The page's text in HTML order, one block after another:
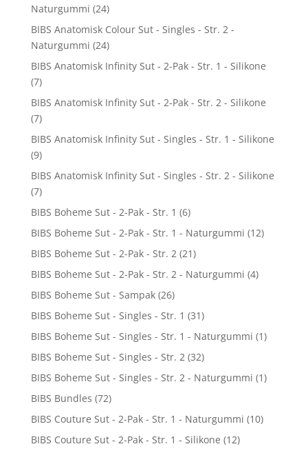
Naturgummi (24)
BIBS Anatomisk Colour Sut - Singles - Str. 2 -
Naturgummi (24)
BIBS Anatomisk Infinity Sut - 2-Pak - Str. 1 - Silikone
(7)
BIBS Anatomisk Infinity Sut - 2-Pak - Str. 2 - Silikone
(7)
BIBS Anatomisk Infinity Sut - Singles - Str. 1 - Silikone
(9)
BIBS Anatomisk Infinity Sut - Singles - Str. 2 - Silikone
(7)
BIBS Boheme Sut - 2-Pak - Str. 1 (6)
BIBS Boheme Sut - 2-Pak - Str. 1 - Naturgummi (12)
BIBS Boheme Sut - 2-Pak - Str. 2 (21)
BIBS Boheme Sut - 2-Pak - Str. 2 - Naturgummi (4)
BIBS Boheme Sut - Sampak (26)
BIBS Boheme Sut - Singles - Str. 1 (31)
BIBS Boheme Sut - Singles - Str. 1 - Naturgummi (1)
BIBS Boheme Sut - Singles - Str. 2 (32)
BIBS Boheme Sut - Singles - Str. 2 - Naturgummi (1)
BIBS Bundles (72)
BIBS Couture Sut - 2-Pak - Str. 1 - Naturgummi (10)
BIBS Couture Sut - 2-Pak - Str. 1 - Silikone (12)